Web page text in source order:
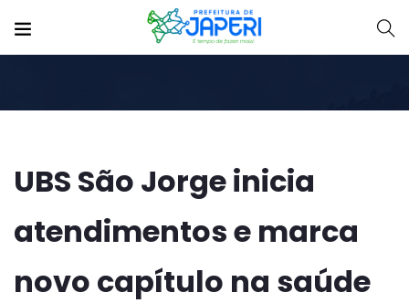
UBS São Jorge inicia
atendimentos e marca
novo capítulo na saúde